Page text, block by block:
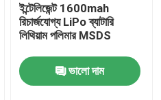
ইন্টেলিজেন্ট 1600mah
রিচার্জযোগ্য LiPo ব্যাটারি
লিথিয়াম পলিমার MSDS
ভালো দাম